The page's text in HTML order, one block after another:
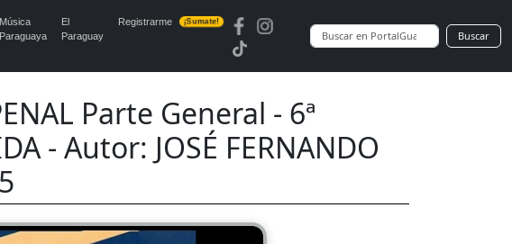
Música
Paraguaya
El
Paraguay
Registrarme ¡Sumate!
Buscar
Parte General - 6ª
- Autor: JOSÉ FERNANDO